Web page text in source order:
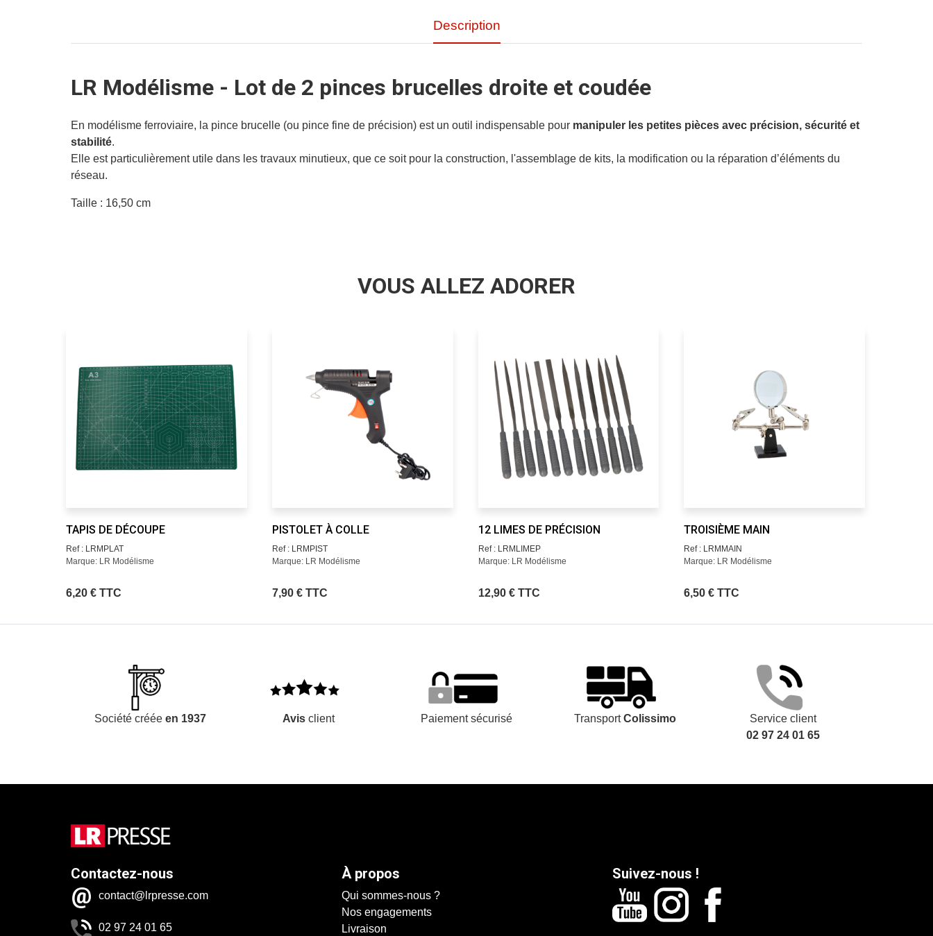
Description
LR Modélisme - Lot de 2 pinces brucelles droite et coudée
En modélisme ferroviaire, la pince brucelle (ou pince fine de précision) est un outil indispensable pour manipuler les petites pièces avec précision, sécurité et
stabilité.
Elle est particulièrement utile dans les travaux minutieux, que ce soit pour la construction, l'assemblage de kits, la modification ou la réparation d’éléments du
réseau.
Taille : 16,50 cm
VOUS ALLEZ ADORER
TAPIS DE DÉCOUPE
Ref : LRMPLAT
Marque: LR Modélisme
6,20 € TTC
PISTOLET À COLLE
Ref : LRMPIST
Marque: LR Modélisme
7,90 € TTC
12 LIMES DE PRÉCISION
Ref : LRMLIMEP
Marque: LR Modélisme
12,90 € TTC
TROISIÈME MAIN
Ref : LRMMAIN
Marque: LR Modélisme
6,50 € TTC
Société créée en 1937 Avisclient Paiement sécurisé TransportColissimo
Service client
02 97 24 01 65
Contactez-nous
contact@lrpresse.com
02 97 24 01 65
À propos
Qui sommes-nous ?
Nos engagements
Livraison
Suivez-nous !